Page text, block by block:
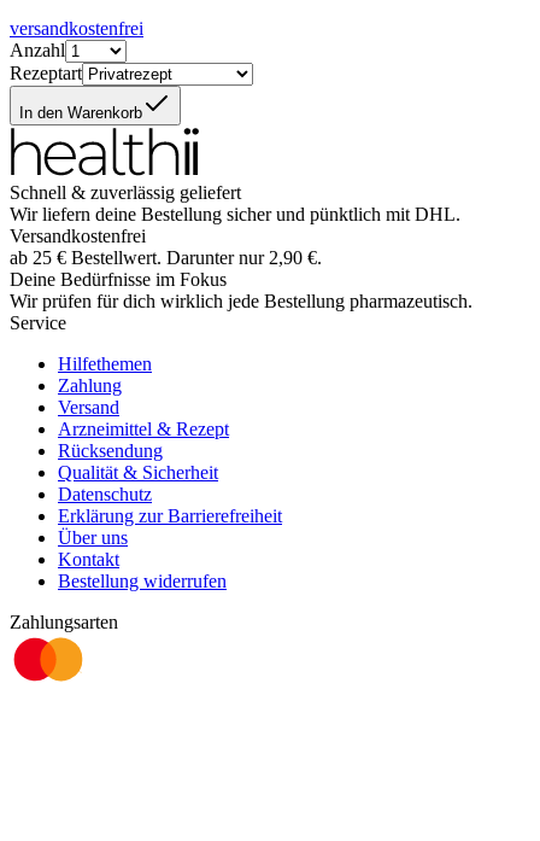
versandkostenfrei
Anzahl
Rezeptart
In den Warenkorb
Schnell & zuverlässig geliefert
Wir liefern deine Bestellung sicher und pünktlich mit DHL.
Versandkostenfrei
ab 25 € Bestellwert. Darunter nur 2,90 €.
Deine Bedürfnisse im Fokus
Wir prüfen für dich wirklich jede Bestellung pharmazeutisch.
Service
Hilfethemen
Zahlung
Versand
Arzneimittel & Rezept
Rücksendung
Qualität & Sicherheit
Datenschutz
Erklärung zur Barrierefreiheit
Über uns
Kontakt
Bestellung widerrufen
Zahlungsarten